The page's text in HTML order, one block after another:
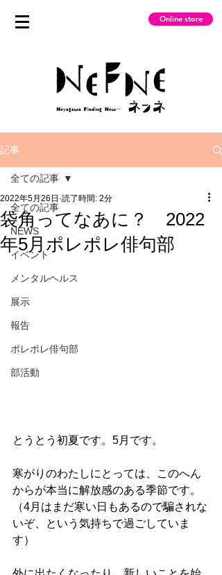
Online store
記事
全ての記事
NEWS
イベント
メンタルヘルス
展示
報告
ポレポレ俳句部
部活動
全ての記事
袋角ってなあに？ 2022
年5月ポレポレ俳句部
2022年5月26日 読了時間: 2分
とうとう初夏です。5月です。
寒がりのわたしにとっては、このへん
からが本当に解放感のある季節です。
（4月はまだ寒い日もあるので騙されな
いぞ、という気持ちで過ごしていま
す）